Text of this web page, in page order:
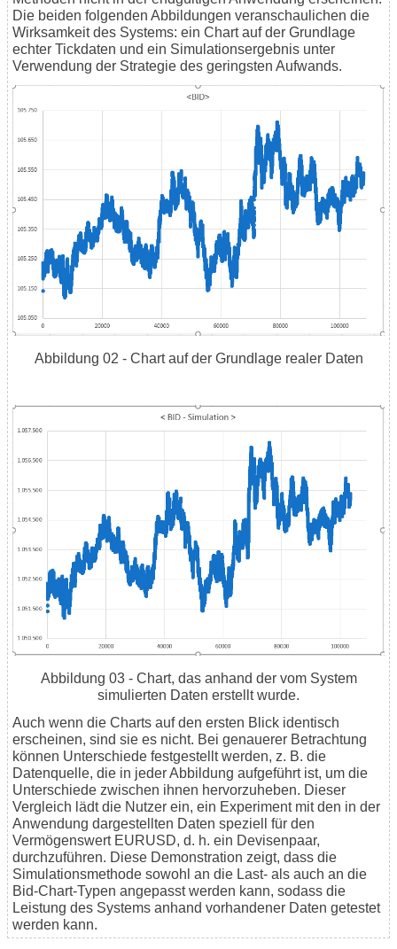
Die beiden folgenden Abbildungen veranschaulichen die
Wirksamkeit des Systems: ein Chart auf der Grundlage
echter Tickdaten und ein Simulationsergebnis unter
Verwendung der Strategie des geringsten Aufwands.
Abbildung 02 - Chart auf der Grundlage realer Daten
Abbildung 03 - Chart, das anhand der vom System
simulierten Daten erstellt wurde.
Auch wenn die Charts auf den ersten Blick identisch
erscheinen, sind sie es nicht. Bei genauerer Betrachtung
können Unterschiede festgestellt werden, z. B. die
Datenquelle, die in jeder Abbildung aufgeführt ist, um die
Unterschiede zwischen ihnen hervorzuheben. Dieser
Vergleich lädt die Nutzer ein, ein Experiment mit den in der
Anwendung dargestellten Daten speziell für den
Vermögenswert EURUSD, d. h. ein Devisenpaar,
durchzuführen. Diese Demonstration zeigt, dass die
Simulationsmethode sowohl an die Last- als auch an die
Bid-Chart-Typen angepasst werden kann, sodass die
Leistung des Systems anhand vorhandener Daten getestet
werden kann.